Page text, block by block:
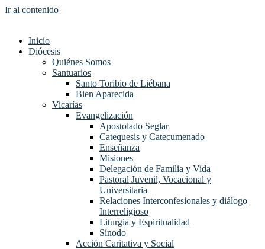
Ir al contenido
Inicio
Diócesis
Quiénes Somos
Santuarios
Santo Toribio de Liébana
Bien Aparecida
Vicarías
Evangelización
Apostolado Seglar
Catequesis y Catecumenado
Enseñanza
Misiones
Delegación de Familia y Vida
Pastoral Juvenil, Vocacional y
Universitaria
Relaciones Interconfesionales y diálogo
Interreligioso
Liturgia y Espiritualidad
Sínodo
Acción Caritativa y Social